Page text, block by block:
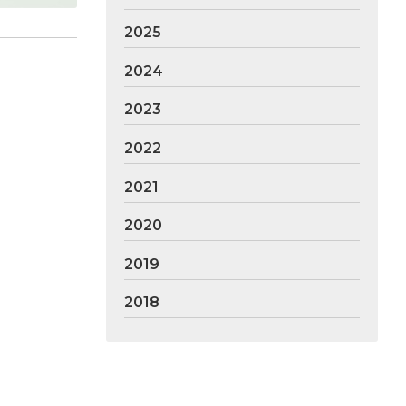
2025
2024
2023
2022
2021
2020
2019
2018